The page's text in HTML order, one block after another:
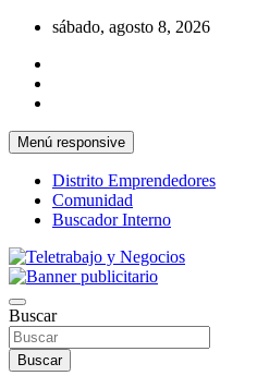
Saltar
contenido
sábado, agosto 8, 2026
Menú responsive
Distrito Emprendedores
Comunidad
Buscador Interno
Teletrabajo y Negocios
Buscar
Buscar